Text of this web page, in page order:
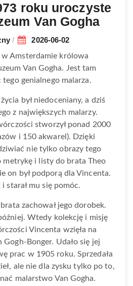
roku uroczyste
Van Gogha
2026-06-02
Amsterdamie królowa
Van Gogha. Jest tam
genialnego malarza.
był niedoceniany, a dziś
z największych malarzy.
stworzył ponad 2000
i 150 akwarel). Dzięki
nie tylko obrazy tego
metrykę i listy do brata Theo
on był podporą dla Vincenta.
starał mu się pomóc.
zachował jego dorobek.
Wtedy kolekcję i misję
Vincenta wzięła na
Bonger. Udało się jej
prac w 1905 roku. Sprzedała
ale nie dla zysku tylko po to,
malarstwo Van Gogha.